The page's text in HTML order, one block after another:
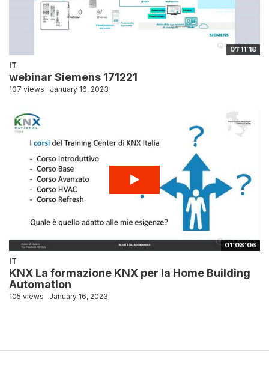
01:11:18
IT
webinar Siemens 171221
107 views January 16, 2023
01:08:06
IT
KNX La formazione KNX per la Home Building
Automation
105 views January 16, 2023